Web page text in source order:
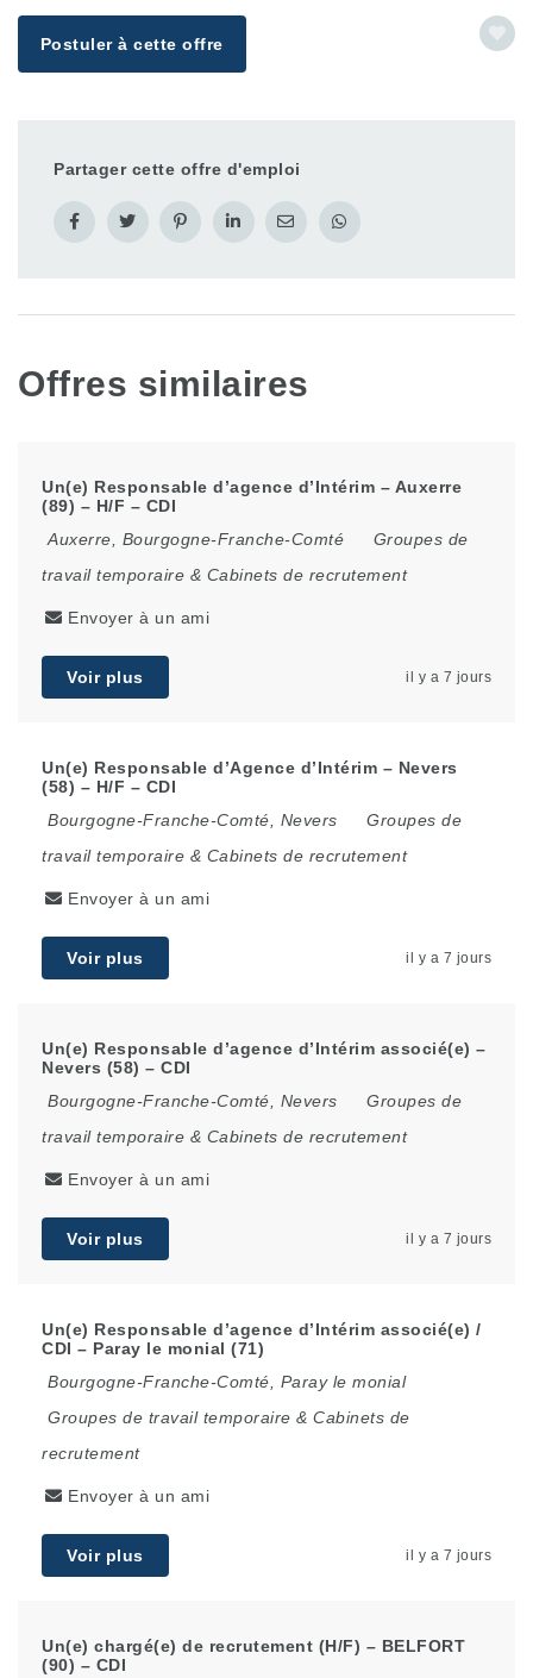
Postuler à cette offre
Partager cette offre d'emploi
Offres similaires
Un(e) Responsable d’agence d’Intérim – Auxerre
(89) – H/F – CDI
Auxerre
Bourgogne-Franche-Comté
Groupes de
travail temporaire & Cabinets de recrutement
Envoyer à un ami
Voir plus il y a 7 jours
Un(e) Responsable d’Agence d’Intérim – Nevers
(58) – H/F – CDI
Bourgogne-Franche-Comté
Nevers
Groupes de
travail temporaire & Cabinets de recrutement
Envoyer à un ami
Voir plus il y a 7 jours
Un(e) Responsable d’agence d’Intérim associé(e) –
Nevers (58) – CDI
Bourgogne-Franche-Comté
Nevers
Groupes de
travail temporaire & Cabinets de recrutement
Envoyer à un ami
Voir plus il y a 7 jours
Un(e) Responsable d’agence d’Intérim associé(e) /
CDI – Paray le monial (71)
Bourgogne-Franche-Comté
Paray le monial
Groupes de travail temporaire & Cabinets de
recrutement
Envoyer à un ami
Voir plus il y a 7 jours
Un(e) chargé(e) de recrutement (H/F) – BELFORT
(90) – CDI